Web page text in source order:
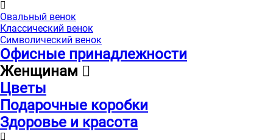
Овальный венок
Классический венок
Символический венок
Офисные принадлежности
Женщинам
Цветы
Подарочные коробки
Здоровье и красота